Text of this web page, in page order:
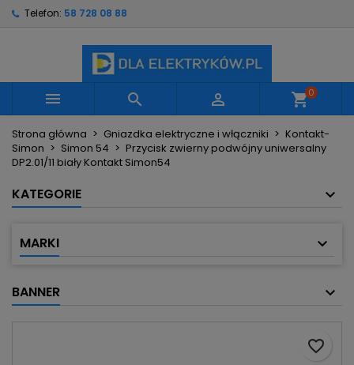
Telefon: 58 728 08 88
   shopping_cart0
Strona główna Gniazdka elektryczne i włączniki
Kontakt-
Simon
Simon 54
Przycisk zwierny podwójny uniwersalny
DP2.01/11 biały Kontakt Simon54
KATEGORIE
MARKI
BANNER
favorite_border
Utwórz nową listę
Nazwa listy życzeń
Anuluj Utwórz listę życzeń
Musisz być zalogowany by zapisać produkty na
swojej liście życzeń.
Anuluj Zaloguj się